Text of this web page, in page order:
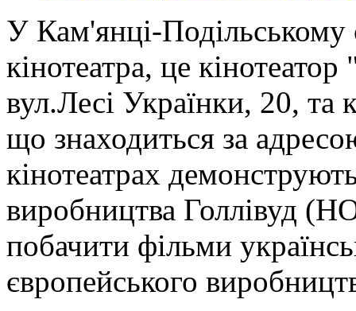
У Кам'янці-Подільському
кінотеатра, це
вул.Лесі Українки, 20, та
що знаходиться за
кінотеатрах
виробництва Голлівуд
побачити фільми
європейського